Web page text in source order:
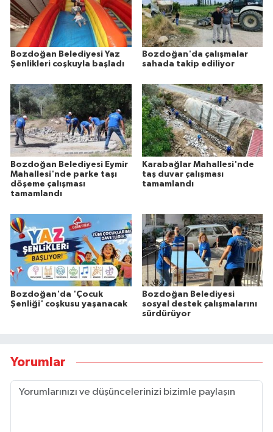
Bozdoğan Belediyesi Yaz
Şenlikleri coşkuyla başladı
Bozdoğan'da çalışmalar
sahada takip ediliyor
Bozdoğan Belediyesi Eymir
Mahallesi'nde parke taşı
döşeme çalışması
tamamlandı
Karabağlar Mahallesi'nde
taş duvar çalışması
tamamlandı
Bozdoğan'da 'Çocuk
Şenliği' coşkusu yaşanacak
Bozdoğan Belediyesi
sosyal destek çalışmalarını
sürdürüyor
Yorumlar